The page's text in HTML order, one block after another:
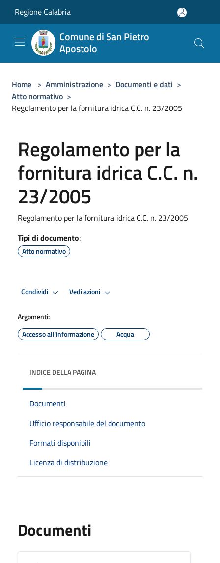
Regione Calabria
Comune di San Pietro
Apostolo
Home > Amministrazione > Documenti e dati >
Atto normativo >
Regolamento per la fornitura idrica C.C. n. 23/2005
Regolamento per la
fornitura idrica C.C. n.
23/2005
Regolamento per la fornitura idrica C.C. n. 23/2005
Tipi di documento:
Atto normativo
Condividi Vedi azioni
Argomenti:
Accesso all'informazione
Acqua
INDICE DELLA PAGINA
Documenti
Ufficio responsabile del documento
Formati disponibili
Licenza di distribuzione
Documenti